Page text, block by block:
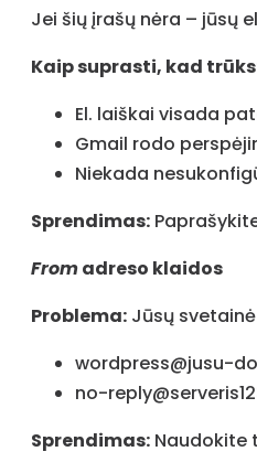
Jei šių įrašų nėra – jūsų
Kaip suprasti, kad
El. laiškai visada
Gmail rodo
Niekada
Sprendimas:
Fromadreso klaidos
Problema: Jūsų
wordpress@jusu-
no-
Sprendimas: Naudokite